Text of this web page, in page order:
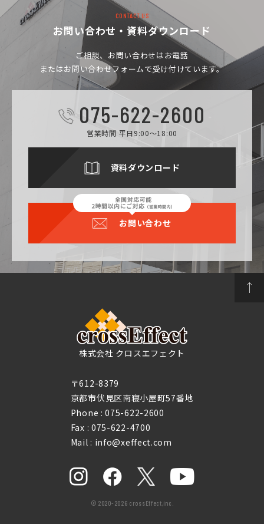
CONTACT US
お問い合わせ・資料ダウンロード
ご相談、お問い合わせはお電話
またはお問い合わせフォームで受け付けています。
075-622-2600
営業時間 平日9:00～18:00
資料ダウンロード
お問い合わせ
株式会社 クロスエフェクト
〒612-8379
京都市伏見区南寝小屋町57番地
Phone :075-622-2600
Fax : 075-622-4700
Mail : info@xeffect.com
© 2020-2026 crossEffect,inc.